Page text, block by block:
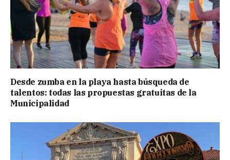
Desde zumba en la playa hasta búsqueda de
talentos: todas las propuestas gratuitas de la
Municipalidad